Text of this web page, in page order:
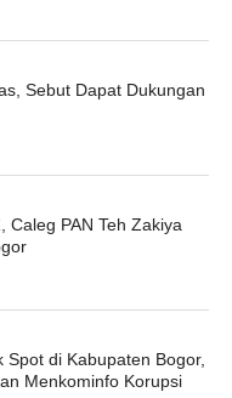
Sebut Dapat Dukungan
Caleg PAN Teh Zakiya
Spot di Kabupaten Bogor,
Menkominfo Korupsi